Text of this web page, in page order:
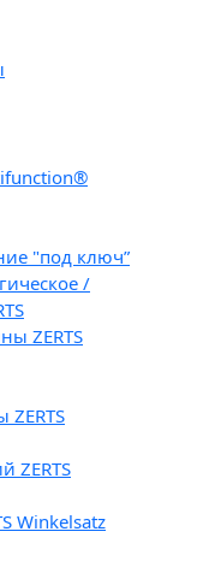
"под ключ”
/
ZERTS
ZERTS
Winkelsatz